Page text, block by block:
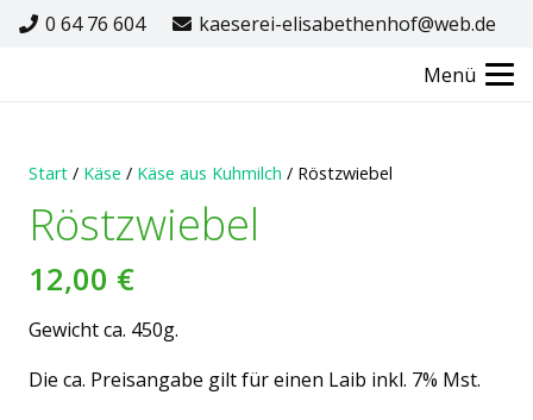
0 64 76 604
kaeserei-elisabethenhof@web.de
Menü
Start / Käse / Käse aus Kuhmilch / Röstzwiebel
Röstzwiebel
12,00 €
Gewicht ca. 450g.
Die ca. Preisangabe gilt für einen Laib inkl. 7% Mst.